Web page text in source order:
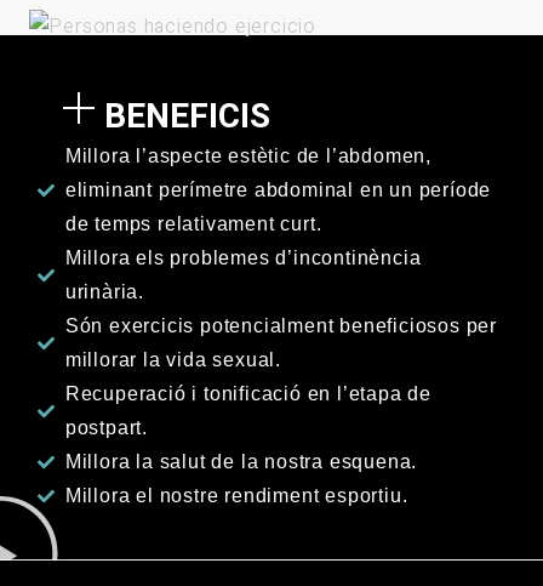
BENEFICIS
Millora l’aspecte estètic de l’abdomen,
eliminant perímetre abdominal en un període
de temps relativament curt.
Millora els problemes d’incontinència
urinària.
Són exercicis potencialment beneficiosos per
millorar la vida sexual.
Recuperació i tonificació en l’etapa de
postpart.
Millora la salut de la nostra esquena.
Millora el nostre rendiment esportiu.